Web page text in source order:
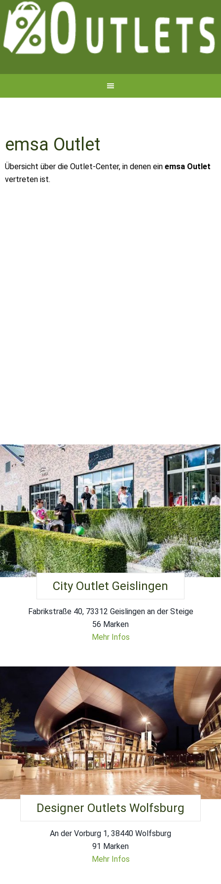
emsa Outlet
Übersicht über die Outlet-Center, in denen ein emsa Outlet
vertreten ist.
City Outlet Geislingen
Fabrikstraße 40, 73312 Geislingen an der Steige
56 Marken
Mehr Infos
Designer Outlets Wolfsburg
An der Vorburg 1, 38440 Wolfsburg
91 Marken
Mehr Infos